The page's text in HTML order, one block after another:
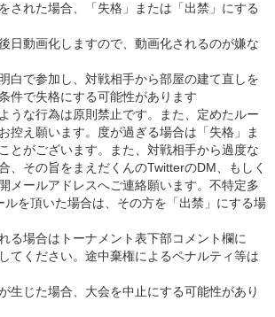
された場合、「失格」または「出禁」にする
日動画化しますので、動画化されるのが嫌な
白で参加し、対戦相手から部屋の建て直しを
件で失格にする可能性があります
うな行為は原則禁止です。また、定めたルー
控え願います。度が過ぎる場合は「失格」ま
とがございます。また、対戦相手から過度な
、その旨をまえだくんのTwitterのDM、もしく
メールアドレスへご連絡願います。不特定多
ルを頂いた場合は、その方を「出禁」にする場
る場合はトーナメント表下部コメント欄に
てください。途中棄権によるペナルティ等は
生じた場合、大会を中止にする可能性があり